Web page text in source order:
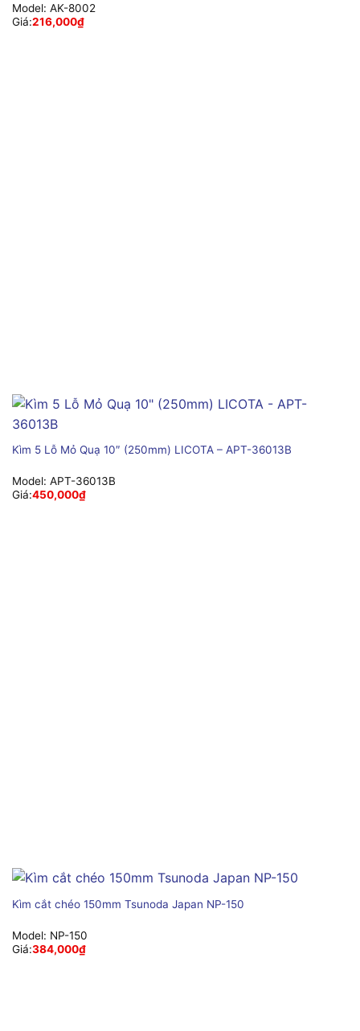
Model: AK-8002
Giá:216,000₫
Kìm 5 Lỗ Mỏ Quạ 10″ (250mm) LICOTA – APT-36013B
Model: APT-36013B
Giá:450,000₫
Kìm cắt chéo 150mm Tsunoda Japan NP-150
Model: NP-150
Giá:384,000₫